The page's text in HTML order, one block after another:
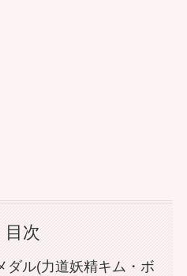
目次
ル(力道妖精キム・ボ